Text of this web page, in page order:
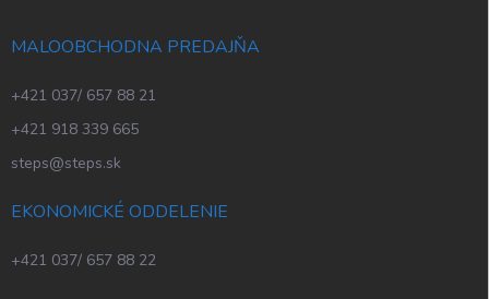
MALOOBCHODNA PREDAJŇA
+421 037/ 657 88 21
+421 918 339 665
steps@steps.sk
EKONOMICKÉ ODDELENIE
+421 037/ 657 88 22